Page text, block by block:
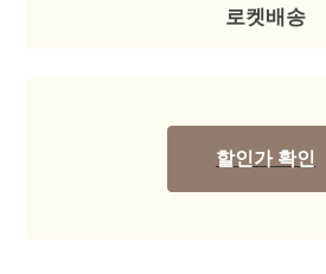
로켓배송
할인가 확인